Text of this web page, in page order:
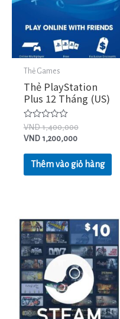
Thẻ Games
Thẻ PlayStation
Plus 12 Tháng (US)
Được
xếp
hạng
sao
VND1,400,000
VND 1,200,000
Thêm vào giỏ hàng